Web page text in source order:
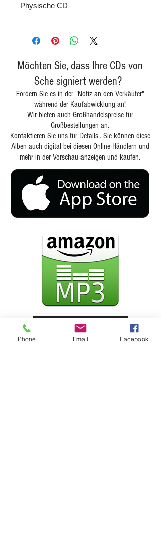
Physische CD
Möchten Sie, dass Ihre CDs von
Sche signiert werden?
Fordern Sie es in der "Notiz an den Verkäufer"
während der Kaufabwicklung an!
Wir bieten auch Großhandelspreise für
Großbestellungen an.
Kontaktieren Sie uns für Details. Sie können diese
Alben auch digital bei diesen Online-Händlern und
mehr in der Vorschau anzeigen und kaufen.
Phone Email Facebook